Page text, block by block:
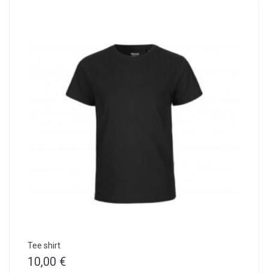
Tee shirt
10,00 €